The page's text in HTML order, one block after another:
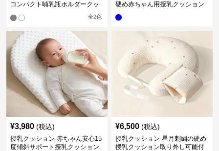
コンパクト哺乳瓶ホルダークッ
全2色
硬め赤ちゃん用授乳クッション
¥3,980 (税込)
授乳クッション 赤ちゃん安心15
度傾斜サポート授乳クッション
¥6,500 (税込)
授乳クッション 星月刺繍の硬め
授乳クッション取り外し可能付